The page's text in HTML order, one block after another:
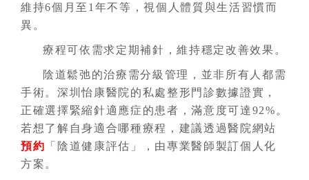
維持6個月至1年不等，視個人體質與生活習慣而
異。
療程可依需求定期補針，維持穩定改善效果。
陰道鬆弛的治療需分級管理，並非所有人都需
手術。深圳怡康醫院的私處整形門診數據證實，
正確選擇緊縮針適應症的患者，滿意度可達92%。
若想了解自身適合哪種療程，建議透過醫院網站
預約 「陰道健康評估」，由專業醫師製訂個人化
方案。